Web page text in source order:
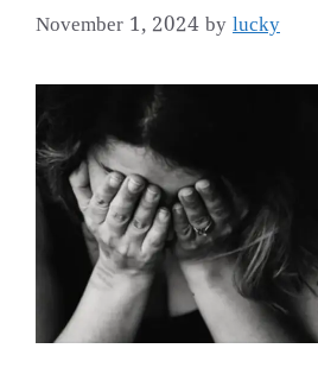
November 1, 2024 by lucky